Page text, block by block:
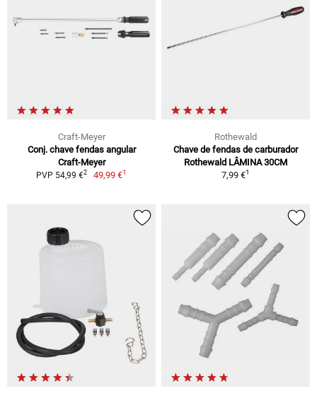
Craft-Meyer
Conj. chave fendas angular
Craft-Meyer
PVP 54,99 €2 49,99 €1
Rothewald
Chave de fendas de carburador
Rothewald LÂMINA 30CM
7,99 €1